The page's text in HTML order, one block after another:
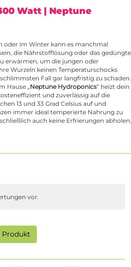
Watt | Neptune
oder im Winter kann es manchmal
die Nährstofflösung oder das gedüngte
erwärmen, um die jungen oder
Wurzeln keinen Temperaturschocks
Fall gar langfristig zu schaden.
Hause „Neptune Hydroponics“ heizt dein
und zuverlässig auf die
13 und 33 Grad Celsius auf und
immer ideal temperierte Nahrung zu
auch keine Erfrierungen abholen,
vor.
Produkt